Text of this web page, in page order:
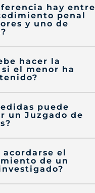
hay entre
penal
y uno de
hacer la
el menor ha
puede
un Juzgado de
acordarse el
de un